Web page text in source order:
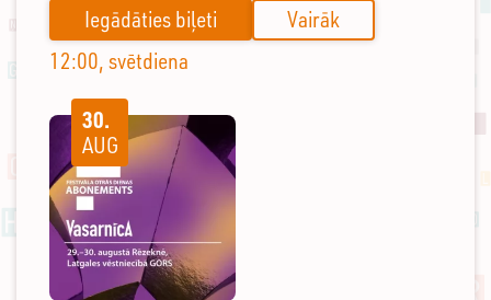
Iegādāties biļeti
Vairāk
12:00, svētdiena
30.
AUG